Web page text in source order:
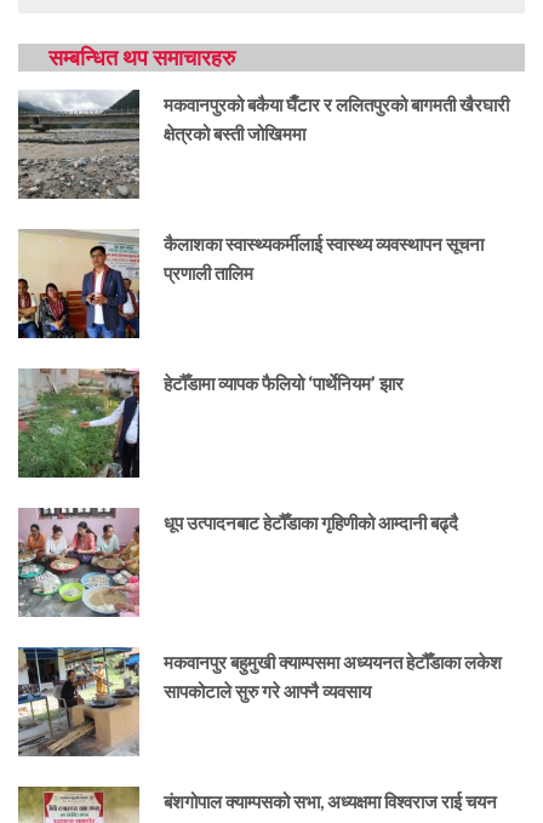
सम्बन्धित थप समाचारहरु
मकवानपुरको बकैया घैँटार र ललितपुरको बागमती खैरघारी
क्षेत्रको बस्ती जोखिममा
कैलाशका स्वास्थ्यकर्मीलाई स्वास्थ्य व्यवस्थापन सूचना
प्रणाली तालिम
हेटौँडामा व्यापक फैलियो ‘पार्थेनियम’ झार
धूप उत्पादनबाट हेटौँडाका गृहिणीको आम्दानी बढ्दै
मकवानपुर बहुमुखी क्याम्पसमा अध्ययनत हेटौँडाका लकेश
सापकोटाले सुरु गरे आफ्नै व्यवसाय
बंशगोपाल क्याम्पसको सभा, अध्यक्षमा विश्वराज राई चयन